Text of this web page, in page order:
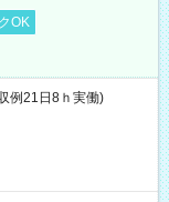
OK
例21日8ｈ実働)